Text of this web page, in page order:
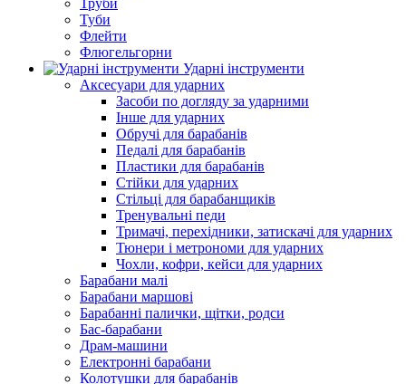
Труби
Туби
Флейти
Флюгельгорни
Ударні інструменти
Аксесуари для ударних
Засоби по догляду за ударними
Інше для ударних
Обручі для барабанів
Педалі для барабанів
Пластики для барабанів
Стійки для ударних
Стільці для барабанщиків
Тренувальні педи
Тримачі, перехідники, затискачі для ударних
Тюнери і метрономи для ударних
Чохли, кофри, кейси для ударних
Барабани малі
Барабани маршові
Барабанні палички, щітки, родси
Бас-барабани
Драм-машини
Електронні барабани
Колотушки для барабанів